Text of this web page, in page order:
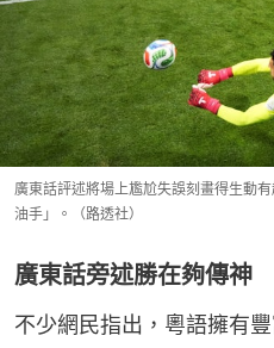
廣東話評述將場上尷尬失誤刻畫得生動
油手」。（路透社）
廣東話旁述勝在夠傳神
不少網民指出，粵語擁有